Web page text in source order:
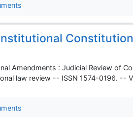
Amendments : Judicial Review of
law review -- ISSN 1574-0196. --